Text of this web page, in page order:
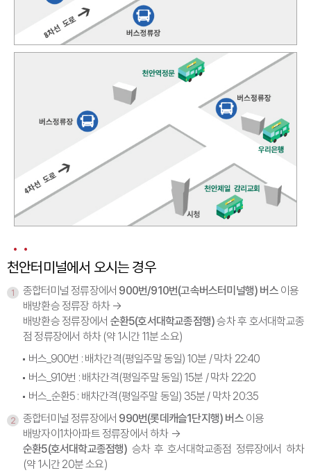
천안터미널에서 오시는 경우
1 종합터미널 정류장에서 900번/910번(고속버스터미널행) 버스이용
배방환승 정류장 하차 →
배방환승 정류장에서 순환5(호서대학교종점행)승차 후 호서대학교종
점 정류장에서 하차 (약 1시간 11분 소요)
버스_900번 : 배차간격(평일주말 동일) 10분 / 막차 22:40
버스_910번 : 배차간격(평일주말 동일) 15분 / 막차 22:20
버스_순환5 : 배차간격(평일주말 동일) 35분 / 막차 20:35
2 종합터미널 정류장에서 990번(롯데캐슬1단지행) 버스이용
배방자이1차아파트 정류장에서 하차 →
순환5(호서대학교종점행) 승차 후 호서대학교종점 정류장에서 하차
(약 1시간 20분 소요)